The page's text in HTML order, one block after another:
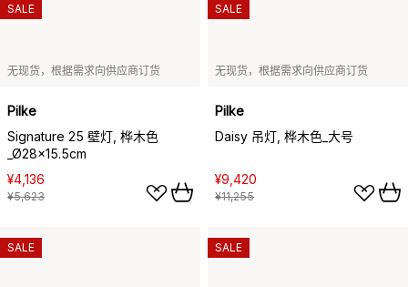
无现货，根据需求向供应商订货
Pilke
Signature 25 壁灯, 桦木色
_Ø28x15.5cm
¥4,136
¥5,623
SALE
无现货，根据需求向供应商订货
Pilke
Daisy 吊灯, 桦木色_大号
¥9,420
¥11,255
SALE
SALE SALE